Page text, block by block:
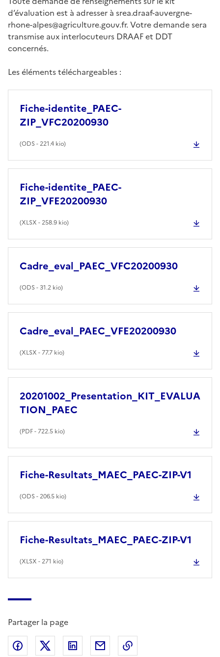
d’évaluation est à adresser à srea.draaf-auvergne-
rhone-alpes@agriculture.gouv.fr. Votre demande sera
transmise aux interlocuteurs DRAAF et DDT
concernés.
Les éléments téléchargeables :
Fiche-identite_PAEC-
ZIP_VFC20200930
(ODS - 221.4 kio)
Fiche-identite_PAEC-
ZIP_VFE20200930
(XLSX - 258.9 kio)
Cadre_eval_PAEC_VFC20200930
(ODS - 31.2 kio)
Cadre_eval_PAEC_VFE20200930
(XLSX - 77.7 kio)
20201002_Presentation_KIT_EVALUA
TION_PAEC
(PDF- 722.5 kio)
Fiche-Resultats_MAEC_PAEC-ZIP-V1
(ODS - 206.5 kio)
Fiche-Resultats_MAEC_PAEC-ZIP-V1
(XLSX - 271 kio)
Partager la page
Partager sur Facebook
Partager sur X (anciennement Twitter)
Partager sur LinkedIn
Partager par email